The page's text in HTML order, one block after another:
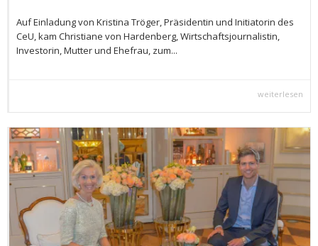
Auf Einladung von Kristina Tröger, Präsidentin und Initiatorin des
CeU, kam Christiane von Hardenberg, Wirtschaftsjournalistin,
Investorin, Mutter und Ehefrau, zum...
weiterlesen